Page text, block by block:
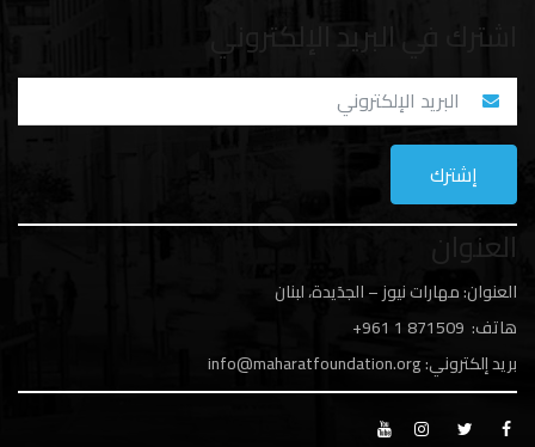
اشترك في البريد الإلكتروني
العنوان
العنوان: مهارات نيوز – الجدَيدة، لبنان
هاتف: 1 871509 961+
بريد إلكتروني:info@maharatfoundation.org